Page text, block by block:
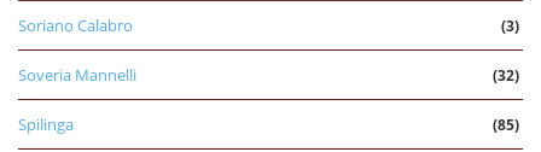
Soriano Calabro (3)
Soveria Mannelli (32)
Spilinga (85)